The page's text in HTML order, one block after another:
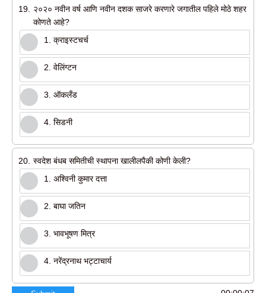
19.
२०२० नवीन वर्ष आणि नवीन दशक साजरे करणारे जगातील पहिले मोठे शहर
कोणते आहे?
1. क्राइस्टचर्च
2. वेलिंग्टन
3. ऑकलँड
4. सिडनी
20. स्वदेश बंधब समितीची स्थापना खालीलपैकी कोणी केली?
1. अश्विनी कुमार दत्ता
2. बाघा जतिन
3. भावभूषण मित्र
4. नरेंद्रनाथ भट्टाचार्य